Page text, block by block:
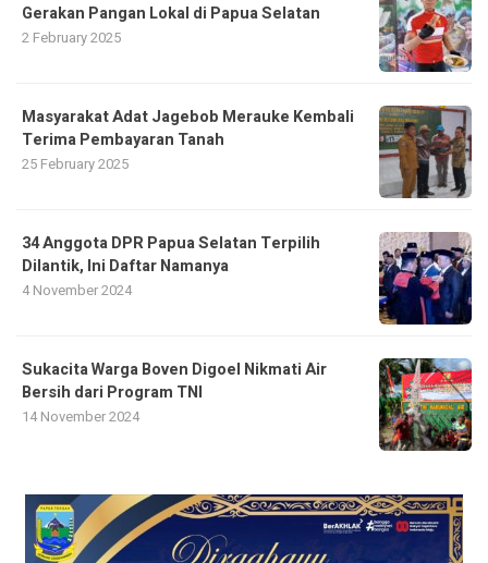
Gerakan Pangan Lokal di Papua Selatan
2 February 2025
Masyarakat Adat Jagebob Merauke Kembali
Terima Pembayaran Tanah
25 February 2025
34 Anggota DPR Papua Selatan Terpilih
Dilantik, Ini Daftar Namanya
4 November 2024
Sukacita Warga Boven Digoel Nikmati Air
Bersih dari Program TNI
14 November 2024